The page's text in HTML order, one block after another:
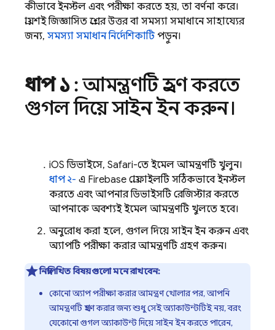
কীভাবে ইনস্টল এবং পরীক্ষা করতে হয়, তা বর্ণনা করে।
প্রায়শই জিজ্ঞাসিত প্রশ্নের উত্তর বা সমস্যা সমাধানে সাহায্যের
জন্য, সমস্যা সমাধান নির্দেশিকাটিপড়ুন।
ধাপ ১: আমন্ত্রণটি গ্রহণ করতে
গুগল দিয়ে সাইন ইন করুন।
iOS ডিভাইসে, Safari-তে ইমেল আমন্ত্রণটি খুলুন।
ধাপ ২- এ Firebase প্রোফাইলটি সঠিকভাবে ইনস্টল
করতে এবং আপনার ডিভাইসটি রেজিস্টার করতে
আপনাকে অবশ্যই ইমেল আমন্ত্রণটি খুলতে হবে।
অনুরোধ করা হলে, গুগল দিয়ে সাইন ইন করুন এবং
অ্যাপটি পরীক্ষা করার আমন্ত্রণটি গ্রহণ করুন।
নিম্নলিখিত বিষয়গুলো মনে রাখবেন:
কোনো অ্যাপ পরীক্ষা করার আমন্ত্রণ খোলার পর, আপনি
আমন্ত্রণটি গ্রহণ করার জন্য শুধু সেই অ্যাকাউন্টটিই নয়, বরং
যেকোনো গুগল অ্যাকাউন্ট দিয়ে সাইন ইন করতে পারেন,